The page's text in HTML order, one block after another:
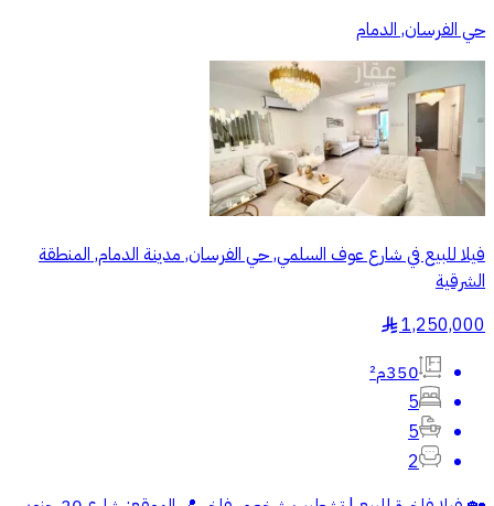
حي الفرسان, الدمام
فيلا للبيع في شارع عوف السلمي, حي الفرسان, مدينة الدمام, المنطقة
الشرقية
1,250,000
§
350م²
5
5
2